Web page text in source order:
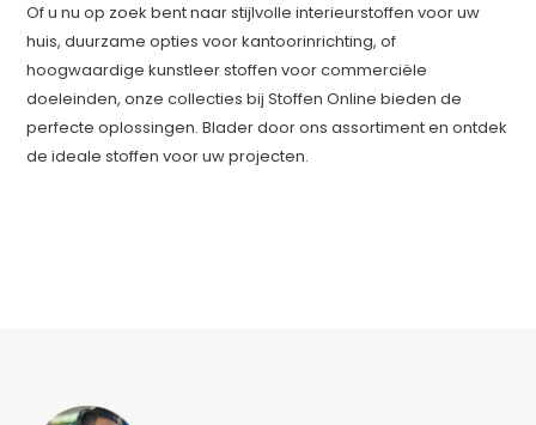
Of u nu op zoek bent naar stijlvolle interieurstoffen voor uw
huis, duurzame opties voor kantoorinrichting, of
hoogwaardige kunstleer stoffen voor commerciële
doeleinden, onze collecties bij Stoffen Online bieden de
perfecte oplossingen. Blader door ons assortiment en ontdek
de ideale stoffen voor uw projecten.